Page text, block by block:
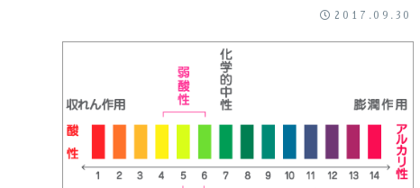
2017.09.30